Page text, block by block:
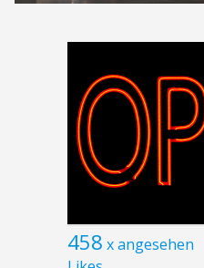
458 x angesehen